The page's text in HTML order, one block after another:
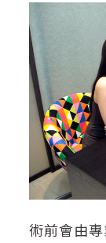
術前會由